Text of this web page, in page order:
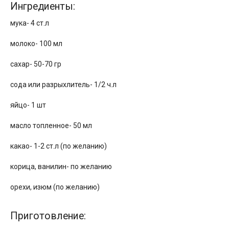
Ингредиенты:
мука- 4 ст.л
молоко- 100 мл
сахар- 50-70 гр
сода или разрыхлитель- 1/2 ч.л
яйцо- 1 шт
масло топленное- 50 мл
какао- 1-2 ст.л (по желанию)
корица, ванилин- по желанию
орехи, изюм (по желанию)
Приготовление: